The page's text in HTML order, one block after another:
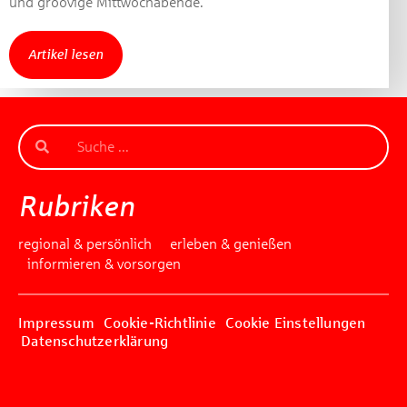
Artikel lesen
Rubriken
regional & persönlich
erleben & genießen
informieren & vorsorgen
Impressum Cookie-Richtlinie
Cookie Einstellungen
Datenschutzerklärung